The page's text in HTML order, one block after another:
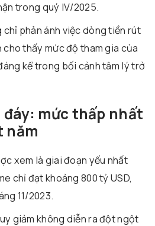
trong quý IV/2025.
chỉ phản ánh việc dòng tiền rút
thấy mức độ tham gia của
kể trong bối cảnh tâm lý trở
đáy: mức thấp nhất
năm
xem là giai đoạn yếu nhất
chỉ đạt khoảng 800 tỷ USD,
11/2023.
giảm không diễn ra đột ngột